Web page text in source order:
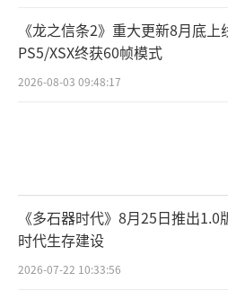
《龙之信条2》重大更新8月底上
PS5/XSX终获60帧模式
2026-08-03 09:48:17
《多石器时代》8月25日推出1.0
时代生存建设
2026-07-22 10:33:56